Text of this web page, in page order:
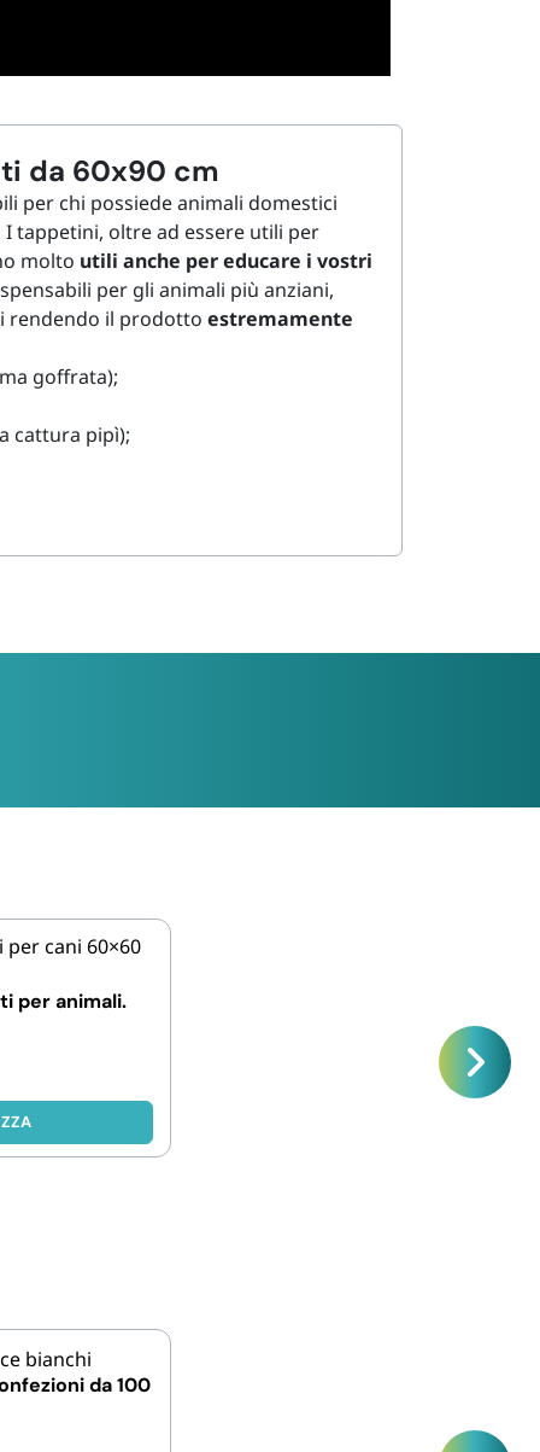
da 60x90 cm
per chi possiede animali domestici
tappetini, oltre ad essere utili per
molto utili anche per educare i vostri
per gli animali più anziani,
rendendo il prodotto estremamente
goffrata);
cattura pipì);
per animali.
da 100